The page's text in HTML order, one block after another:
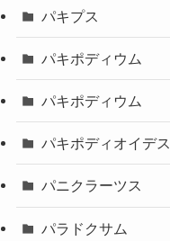
パキプス
パキポディウム
パキポディウム
パキポディオイデス
パニクラーツス
パラドクサム